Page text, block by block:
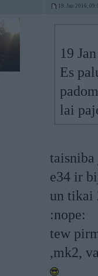
19. Jan 2016,
19
Es
lai
taisniba
e34 ir
un tikai
:nope:
tew
,mk2,